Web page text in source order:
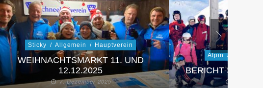
Sticky / Allgemein / Hauptverein
WEIHNACHTSMARKT 11. UND
12.12.2025
7. Dezember 2025
Alpin /
BERICHT